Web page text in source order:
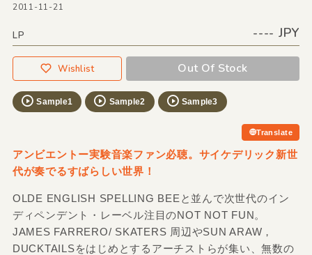
2011-11-21
LP ---- JPY
Wishlist Out Of Stock
Sample1 Sample2 Sample3
Translate
アンビエントー実験音楽ファン必聴。サイケデリック新世
代が奏でるすばらしい世界！
OLDE ENGLISH SPELLING BEEと並んで次世代のイン
ディペンデント・レーベル注目のNOT NOT FUN。
JAMES FARRERO/ SKATERS 周辺やSUN ARAW，
DUCKTAILSをはじめとするアーチストらが集い、無数の